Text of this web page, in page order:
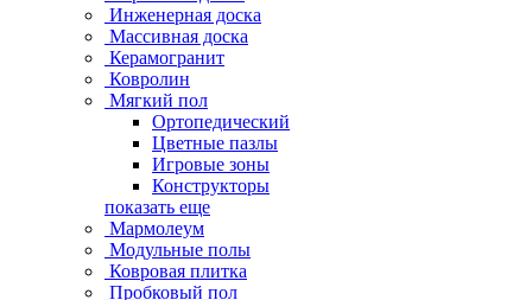
Инженерная доска
Массивная доска
Керамогранит
Ковролин
Мягкий пол
Ортопедический
Цветные пазлы
Игровые зоны
Конструкторы
показать еще
Мармолеум
Модульные полы
Ковровая плитка
Пробковый пол